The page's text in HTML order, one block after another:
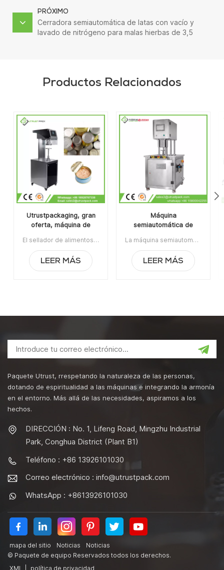
PRÓXIMO
Cerradora semiautomática de latas con vacío y
lavado de nitrógeno para malas hierbas de 3,5
Productos Relacionados
Utrustpackaging, gran
oferta, máquina de
sellador de alimentos
El sellador de alimentos enlatados de la máquina de sellado de latas manual de venta caliente de Utrustpackaging es adecuado para sellar todo tipo de latas de PET / latas de papel compuesto, latas u otros recipientes redondos. Alta eficiencia por transmisión mecánica, estructuras simples y convenientes de mantener, peso ligero y fácil de operar.La orden mínima:1Pago:T/TPuerto de embarque:CantónRegión original:PorcelanaTiempo de espera:3-5 días después de recibir el depósito
LEER MÁS
Máquina
semiautomática de
vacío con relleno de
La máquina semiautomática de envasado de latas al vacío con relleno de nitrógeno se usa ampliamente en la industria alimentaria, química, farmacéutica y de bebidas, aplicable para latas de plástico / estaño / aluminio, botellas, contenedores de frascos, etc.Artículo No:UT1BFG6La orden mínima:1Pago:TTPuerto de embarque:CantónRegión original:Guangzhou, ChinaTiempo de espera:15 días después de recibir el depósito
LEER MÁS
Paquete Utrust, rrespetando la naturaleza de las personas,
dotando de espiritualidad a las máquinas e integrando la armonía
en el entorno. Más allá de las necesidades, aspiramos a los
hechos.
DIRECCIÓN : No. 1, Lifeng Road, Mingzhu Industrial
Park, Conghua District (Plant B1)
Teléfono : +86 13926101030
Correo electrónico : info@utrustpack.com
WhatsApp : +8613926101030
mapa del sitio Noticias
Noticias
© Paquete de equipo Reservados todos los derechos.
XML
política de privacidad